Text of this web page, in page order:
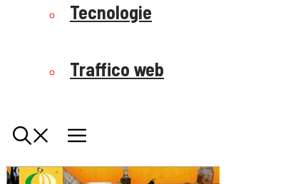
Tecnologie
Traffico web